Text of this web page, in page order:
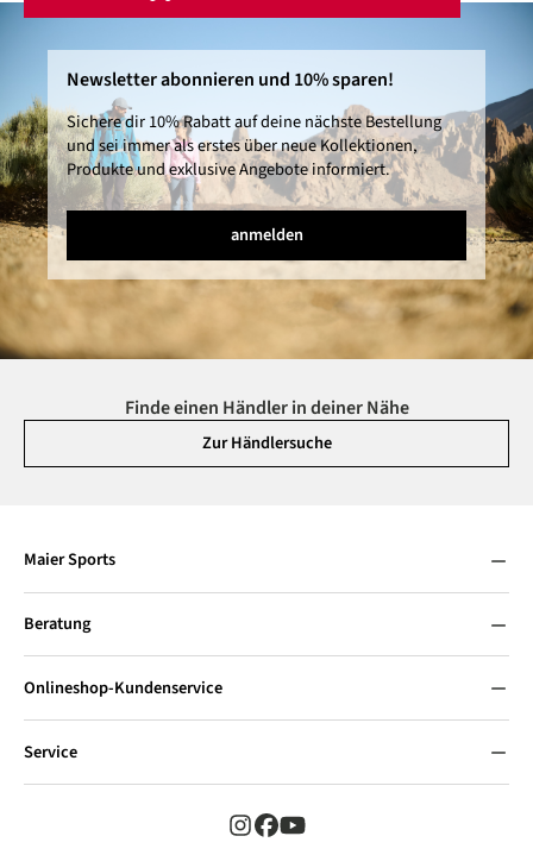
Newsletter abonnieren und 10% sparen!
Sichere dir 10% Rabatt auf deine nächste Bestellung
und sei immer als erstes über neue Kollektionen,
Produkte und exklusive Angebote informiert.
anmelden
Finde einen Händler in deiner Nähe
Zur Händlersuche
Maier Sports
Beratung
Onlineshop-Kundenservice
Service